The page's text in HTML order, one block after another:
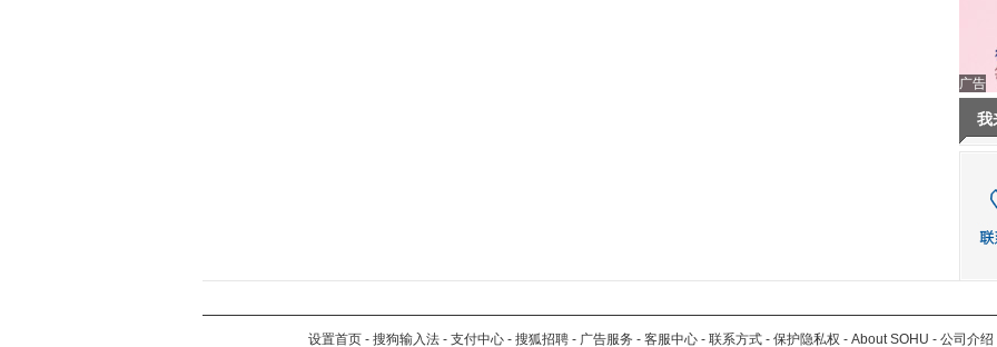
广告
我
设置首页 - 搜狗输入法 - 支付中心 - 搜狐招聘 - 广告服务 - 客服中心 - 联系方式 - 保护隐私权 - About SOHU - 公司介绍